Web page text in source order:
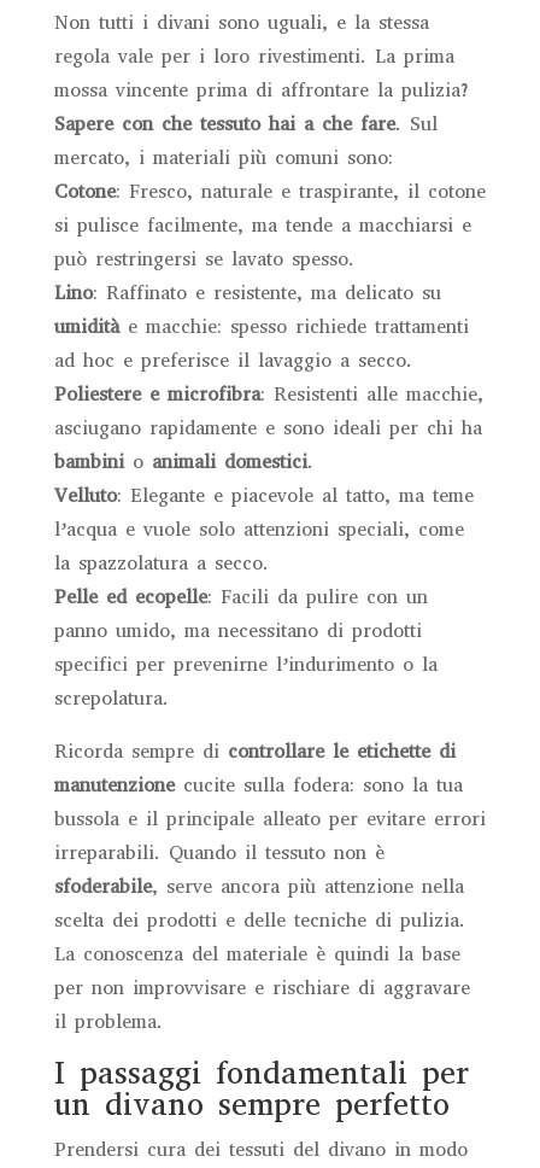
Non tutti i divani sono uguali, e la stessa
regola vale per i loro rivestimenti. La prima
mossa vincente prima di affrontare la pulizia?
Sapere con che tessuto hai a che fare. Sul
mercato, i materiali più comuni sono:
Cotone: Fresco, naturale e traspirante, il cotone
si pulisce facilmente, ma tende a macchiarsi e
può restringersi se lavato spesso.
Lino: Raffinato e resistente, ma delicato su
umiditàe macchie: spesso richiede trattamenti
ad hoc e preferisce il lavaggio a secco.
Poliestere e microfibra: Resistenti alle macchie,
asciugano rapidamente e sono ideali per chi ha
bambinio animali domestici.
Velluto: Elegante e piacevole al tatto, ma teme
l’acqua e vuole solo attenzioni speciali, come
la spazzolatura a secco.
Pelle ed ecopelle: Facili da pulire con un
panno umido, ma necessitano di prodotti
specifici per prevenirne l’indurimento o la
screpolatura.
Ricorda sempre di controllare le etichette di
manutenzionecucite sulla fodera: sono la tua
bussola e il principale alleato per evitare errori
irreparabili. Quando il tessuto non è
sfoderabile, serve ancora più attenzione nella
scelta dei prodotti e delle tecniche di pulizia.
La conoscenza del materiale è quindi la base
per non improvvisare e rischiare di aggravare
il problema.
I passaggi fondamentali per
un divano sempre perfetto
Prendersi cura dei tessuti del divano in modo